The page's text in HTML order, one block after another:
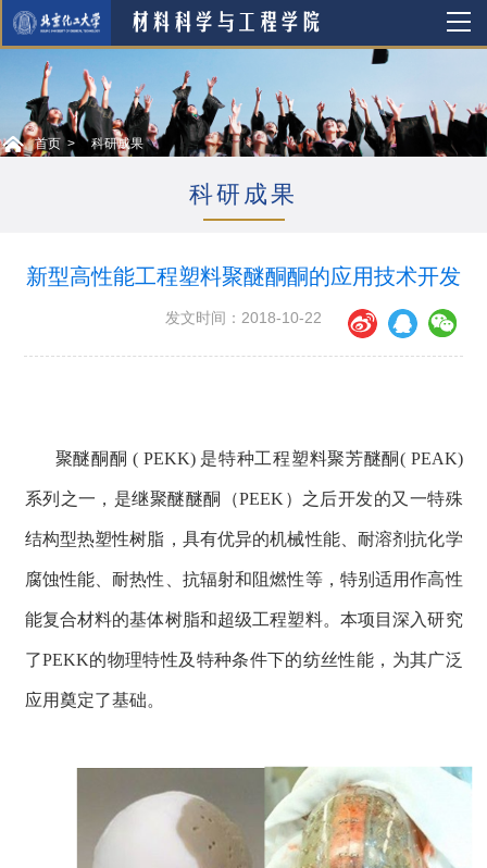
首页 科研成果
科研成果
新型高性能工程塑料聚醚酮酮的应用技术开发
发文时间：2018-10-22
聚醚酮酮 ( PEKK) 是特种工程塑料聚芳醚酮( PEAK)
系列之一，是继聚醚醚酮（PEEK）之后开发的又一特殊
结构型热塑性树脂，具有优异的机械性能、耐溶剂抗化学
腐蚀性能、耐热性、抗辐射和阻燃性等，特别适用作高性
能复合材料的基体树脂和超级工程塑料。本项目深入研究
了PEKK的物理特性及特种条件下的纺丝性能，为其广泛
应用奠定了基础。